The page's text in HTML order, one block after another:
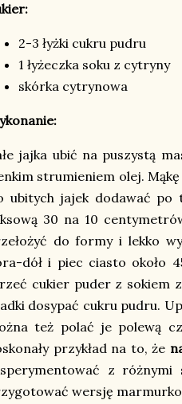
2-3 łyżki cukru pudru
1 łyżeczka soku z cytryny
skórka cytrynowa
jajka ubić na puszystą
strumieniem olej.
ubitych jajek dodawać po
30 na 10
do formy i lekko
dół i piec ciasto około
cukier puder z sokiem
dosypać cukru pudru.
też polać je polewą
przykład na to, że
z różnymi
wersję